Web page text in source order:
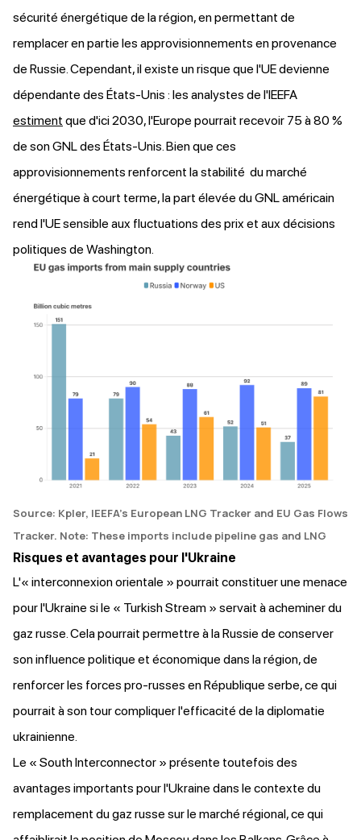
sécurité énergétique de la région, en permettant de
remplacer en partie les approvisionnements en provenance
de Russie. Cependant, il existe un risque que l'UE devienne
dépendante des États-Unis : les analystes de l'IEEFA
estiment que d'ici 2030, l'Europe pourrait recevoir 75 à 80 %
de son GNL des États-Unis. Bien que ces
approvisionnements renforcent la stabilité du marché
énergétique à court terme, la part élevée du GNL américain
rend l'UE sensible aux fluctuations des prix et aux décisions
politiques de Washington.
Source: Kpler, IEEFA’s European LNG Tracker and EU Gas Flows
Tracker. Note: These imports include pipeline gas and LNG
Risques et avantages pour l'Ukraine
L'« interconnexion orientale » pourrait constituer une menace
pour l'Ukraine si le « Turkish Stream » servait à acheminer du
gaz russe. Cela pourrait permettre à la Russie de conserver
son influence politique et économique dans la région, de
renforcer les forces pro-russes en République serbe, ce qui
pourrait à son tour compliquer l'efficacité de la diplomatie
ukrainienne.
Le « South Interconnector » présente toutefois des
avantages importants pour l'Ukraine dans le contexte du
remplacement du gaz russe sur le marché régional, ce qui